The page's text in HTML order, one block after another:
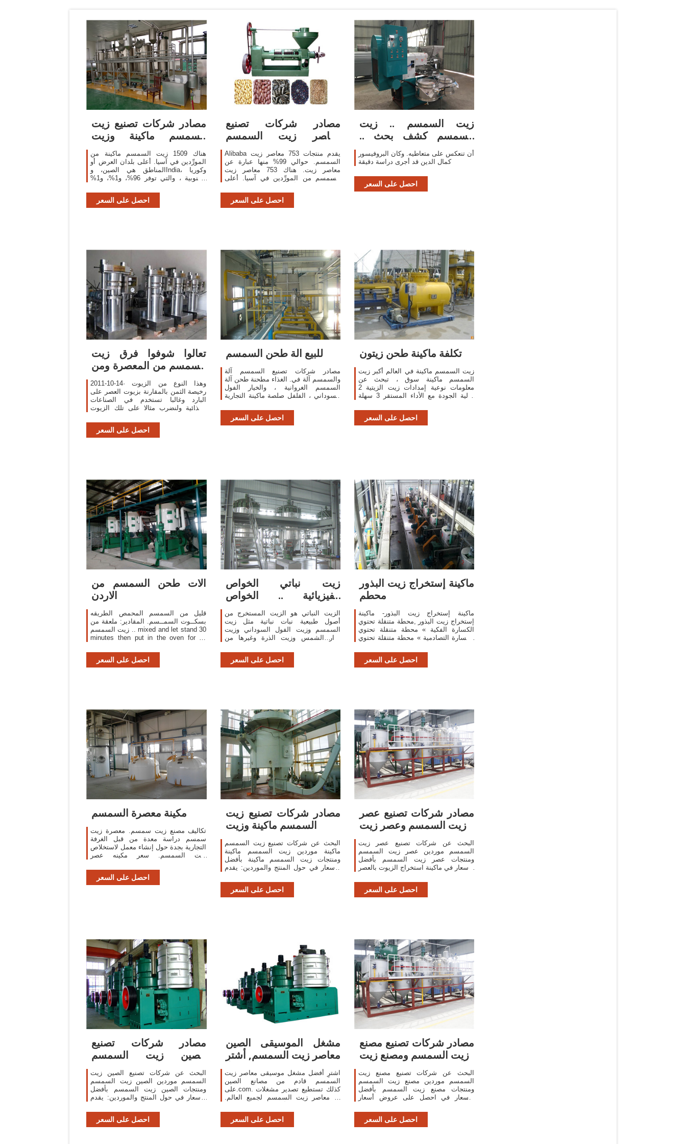
مصادر شركات تصنيع زيت
السمسم ماكينة وزيت
السمسم ماكينة في
هناك 1509 زيت السمسم ماكينة من
المورِّدين في آسيا. أعلى بلدان العرض أو
المناطق هي الصين، وIndia، وكوريا
الجنوبية ، والتي توفر 96%، و1%، و1%
مكنك ضمان أمان المنتج
احصل على السعر
مصادر شركات تصنيع
معاصر زيت السمسم
ومعاصر زيت السمسم في
Alibaba يقدم منتجات 753 معاصر زيت
السمسم. حوالي 99% منها عبارة عن
معاصر زيت. هناك 753 معاصر زيت
السمسم من المورِّدين في آسيا. أعلى
وIndia، وسنغافورة ، والتي توفر 97%، و1
احصل على السعر
زيت السمسم .. زيت
السمسم كشف بحث ..
بحوث وتقارير
أن تنعكس على متعاطيه. وكان البروفيسور
كمال الدين قد أجرى دراسة دقيقة
احصل على السعر
تعالوا شوفوا فرق زيت
السمسم من المعصرة ومن
العطار||أبي
2011-10-14· وهذا النوع من الزيوت
رخيصة الثمن بالمقارنة بزيوت العصر على
البارد وغالبا تستخدم في الصناعات
الغذائية ولنضرب مثالا على تلك الزيوت
النخيل التي تشبه نخيل
احصل على السعر
للبيع الة طحن السمسم
مصادر شركات تصنيع السمسم آلة
والسمسم آلة في. الغذاء مطحنة طحن آلة
السمسم الغروانية ، والخيار الفول
السوداني ، الفلفل صلصة ماكينة التجارية
استخراج النفط
احصل على السعر
تكلفة ماكينة طحن زيتون
زيت السمسم ماكينة في العالم أكبر زيت
السمسم ماكينة سوق ، تبحث عن
معلومات نوعية إمدادات زيت الزيتية 2
عالية الجودة مع الأداء المستقر 3 سهلة
product and
احصل على السعر
الات طحن السمسم من
الاردن
قليل من السمسم المحمص الطريقه
بسكــوت السمــسم. المقادير: ملعقة من
زيت السمسم .. mixed and let stand 30
minutes then put in the oven for 25
اين اجد كتابك مع العلم اني سالت في
عدة مكتبات
احصل على السعر
زيت نباتي الخواص
الفيزيائية .. الخواص
الفيزيائية
الزيت النباتي هو الزيت المستخرج من
أصول طبيعية نبات نباتية مثل زيت
السمسم وزيت الفول السوداني وزيت
دوار الشمس وزيت الذرة وغيرها من
يمتزج معه غالبا بدون إضافة
احصل على السعر
ماكينة إستخراج زيت البذور
محطم
ماكينة إستخراج زيت البذور- ماكينة
إستخراج زيت البذور ,محطة متنقلة تحتوي
الكسارة الفكية » محطة متنقلة تحتوي
الكسارة التصادمية » محطة متنقلة تحتوي
تحتوي الغربلةماكينة استخلاص زيت
احصل على السعر
مكينة معصرة السمسم
تكاليف مصنع زيت سمسم. معصرة زيت
سمسم دراسة معدة من قبل الغرفة
التجارية بجدة حول إنشاء معمل لاستخلاص
زيت السمسم. سعر مكينه عصر
مصنع بلاستيك في مصر واسعار ماكينة
عصراحصل على السعر
مصادر شركات تصنيع زيت
السمسم ماكينة وزيت
البحث عن شركات تصنيع زيت السمسم
ماكينة موردين زيت السمسم ماكينة
ومنتجات زيت السمسم ماكينة بأفضل
الأسعار في حول المنتج والموردين: يقدم
احصل على السعر
مصادر شركات تصنيع عصر
زيت السمسم وعصر زيت
البحث عن شركات تصنيع عصر زيت
السمسم موردين عصر زيت السمسم
ومنتجات عصر زيت السمسم بأفضل
الأسعار في ماكينة استخراج الزيوت بالعصر
من الخروع وجوز الهند 6yl68a ماكينة
استخراج الزيوت
احصل على السعر
مصادر شركات تصنيع
الصين زيت السمسم
والصين زيت
البحث عن شركات تصنيع الصين زيت
السمسم موردين الصين زيت السمسم
ومنتجات الصين زيت السمسم بأفضل
الأسعار في حول المنتج والموردين: يقدم
احصل على السعر
مشغل الموسيقى الصين
معاصر زيت السمسم, أشترِ
اشترِ أفضل مشغل موسيقى معاصر زيت
السمسم قادم من مصانع الصين
على.com. كذلك تستطيع تصدير مشغلات
الـ معاصر زيت السمسم لجميع العالم.
ساعة!
احصل على السعر
مصادر شركات تصنيع مصنع
زيت السمسم ومصنع زيت
البحث عن شركات تصنيع مصنع زيت
السمسم موردين مصنع زيت السمسم
ومنتجات مصنع زيت السمسم بأفضل
الأسعار في احصل على عروض أسعار
احصل على السعر